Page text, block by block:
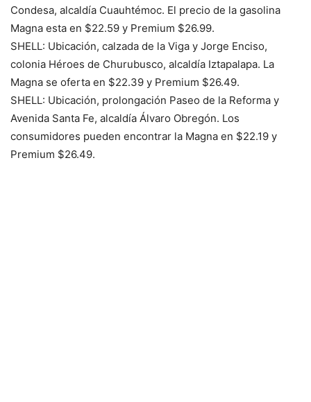
Condesa, alcaldía Cuauhtémoc. El precio de la gasolina
Magna esta en $22.59 y Premium $26.99.
SHELL: Ubicación, calzada de la Viga y Jorge Enciso,
colonia Héroes de Churubusco, alcaldía Iztapalapa. La
Magna se oferta en $22.39 y Premium $26.49.
SHELL: Ubicación, prolongación Paseo de la Reforma y
Avenida Santa Fe, alcaldía Álvaro Obregón. Los
consumidores pueden encontrar la Magna en $22.19 y
Premium $26.49.